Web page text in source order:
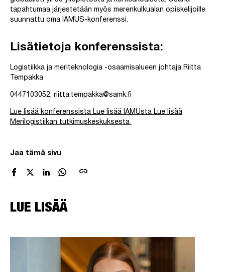
tapahtumaa järjestetään myös merenkulkualan opiskelijoille
suunnattu oma IAMUS-konferenssi.
Lisätietoja konferenssista:
Logistiikka ja meriteknologia -osaamisalueen johtaja Riitta
Tempakka
0447103052, riitta.tempakka@samk.fi
Lue lisää konferenssista Lue lisää IAMUsta Lue lisää
Merilogistiikan tutkimuskeskuksesta
Jaa tämä sivu
link
LUE LISÄÄ